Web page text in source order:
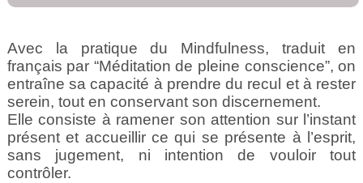
Avec la pratique du Mindfulness, traduit en
français par “Méditation de pleine conscience”, on
entraîne sa capacité à prendre du recul et à rester
serein, tout en conservant son discernement.
Elle consiste à ramener son attention sur l’instant
présent et accueillir ce qui se présente à l’esprit,
sans jugement, ni intention de vouloir tout
contrôler.